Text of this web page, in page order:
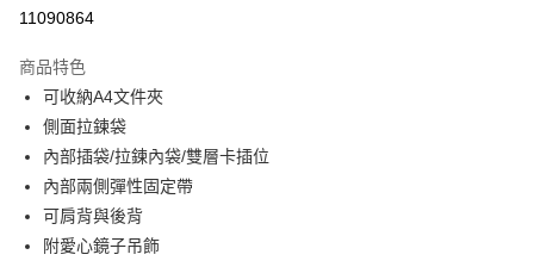
Apple Pay
街口支付
悠遊付
大哥付你分期
相關說明
11090864
商品特色
可收納A4文件夾
側面拉鍊袋
內部插袋/拉鍊內袋/雙層卡插位
內部兩側彈性固定帶
可肩背與後背
附愛心鏡子吊飾